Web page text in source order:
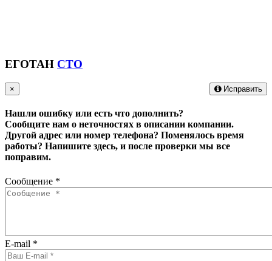
ЕГОТАН СТО
Исправить
×
Нашли ошибку или есть что дополнить?
Сообщите нам о неточностях в описании компании.
Другой адрес или номер телефона? Поменялось время
работы? Напишите здесь, и после проверки мы все
поправим.
Сообщение *
E-mail *